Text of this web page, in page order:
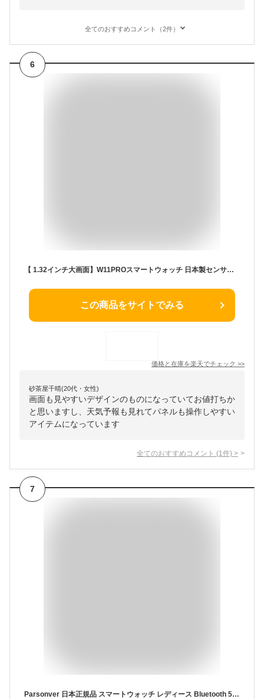
全てのおすすめコメント（2件）
6
【 1.32インチ大画面】W11PROスマートウォッチ 日本製センサー sugarモニタリングSmart watch 着信＆メッセージ通知 歩数計 活動量計 目覚まし時計 腕上げ点灯 多運動モード 天気予報 文字盤自由設定 iPhone対応 アンドロイド対応 メンズ/レディース
この商品をサイトでみる
価格と在庫を楽天でチェック >>
砂茶屋千晴(20代・女性)
画面も見やすいデザインのものになっていてお値打ちか
と思いますし、天気予報も見れてパネルも操作しやすい
アイテムになっています
全てのおすすめコメント (1 件) >
7
Parsonver 日本正規品 スマートウォッチ レディース Bluetooth 5.2 通話機能付き 1.9in画面 心拍数 睡眠 LINE通知 112種類運動モード 活動量計 スポーツウォッチ 腕時計 女性 Smart Watch for women 月経 防水 歩数計 文字盤 アラーム 一週間連続使用 Android/iPhone対応 日本語説明書付き ベルト交換可 金属ケース 超軽量